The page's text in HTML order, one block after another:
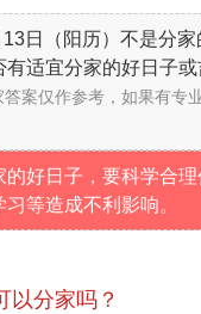
日（阳历）不是分
适宜分家的好日子或
案仅作参考，如果有专
的好日子，要科学合
等造成不利影响。
以分家吗？